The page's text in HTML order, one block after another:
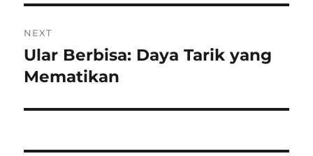
NEXT
Next
post:
Ular Berbisa: Daya Tarik yang
Mematikan